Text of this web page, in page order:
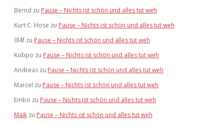
Bernd zu Pause – Nichts ist schön und alles tut weh
Kurt C. Hose zu Pause – Nichts ist schön und alles tut weh
0l4f zu Pause – Nichts ist schön und alles tut weh
Kobpo zu Pause – Nichts ist schön und alles tut weh
Andreas zu Pause – Nichts ist schön und alles tut weh
Marcel zu Pause – Nichts ist schön und alles tut weh
Embo zu Pause – Nichts ist schön und alles tut weh
Maik zu Pause – Nichts ist schön und alles tut weh